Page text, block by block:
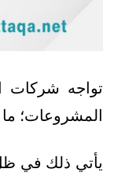
تواجه شركات
المشروعات؛
يأتي ذلك في